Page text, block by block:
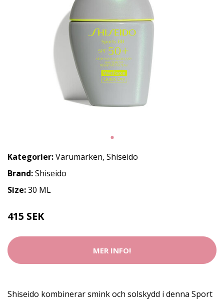
Kategorier:Varumärken, Shiseido
Brand:Shiseido
Size:30 ML
415 SEK
MER INFO!
Shiseido kombinerar smink och solskydd i denna Sport